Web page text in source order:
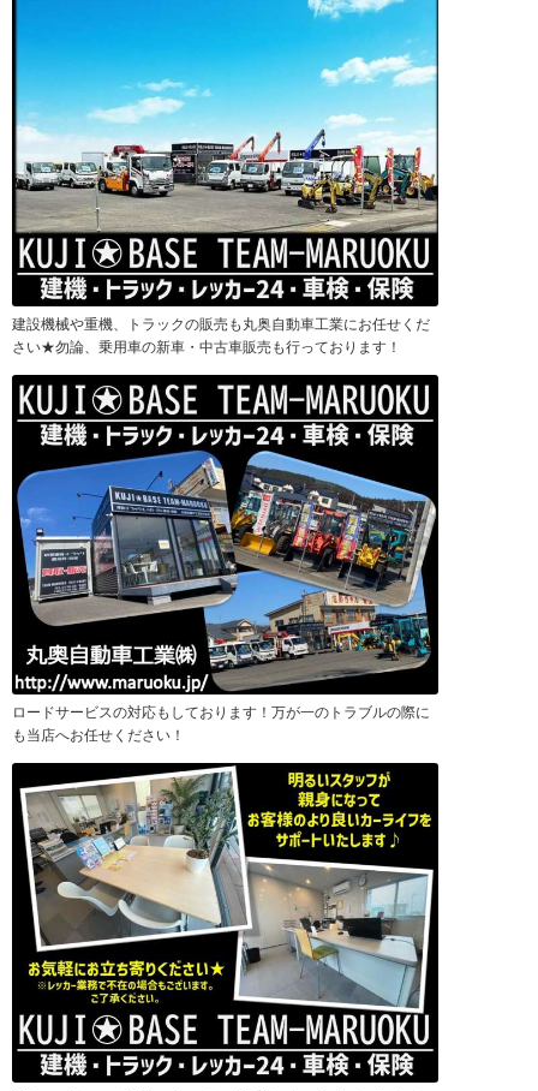
建設機械や重機、トラックの販売も丸奥自動車工業にお任せくだ
さい★勿論、乗用車の新車・中古車販売も行っております！
ロードサービスの対応もしております！万が一のトラブルの際に
も当店へお任せください！